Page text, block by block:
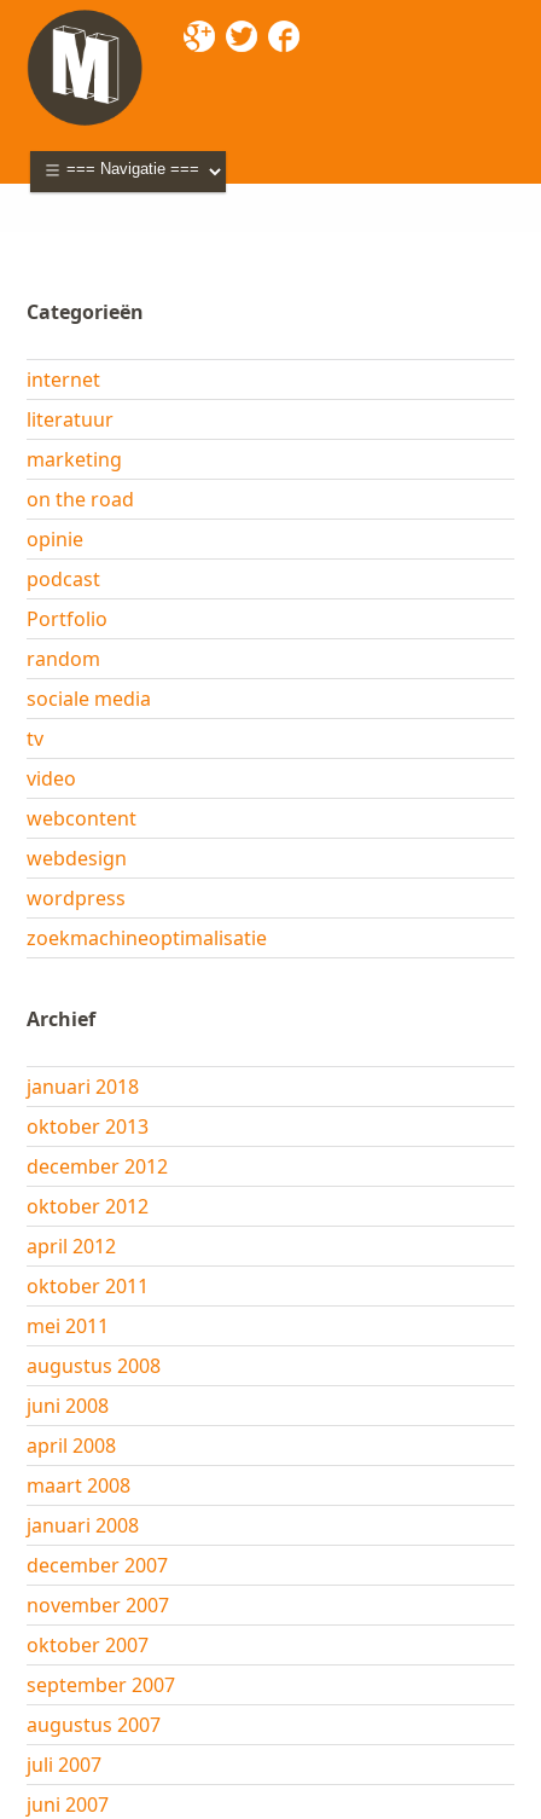
Categorieën
internet
literatuur
marketing
on the road
opinie
podcast
Portfolio
random
sociale media
tv
video
webcontent
webdesign
wordpress
zoekmachineoptimalisatie
Archief
januari 2018
oktober 2013
december 2012
oktober 2012
april 2012
oktober 2011
mei 2011
augustus 2008
juni 2008
april 2008
maart 2008
januari 2008
december 2007
november 2007
oktober 2007
september 2007
augustus 2007
juli 2007
juni 2007